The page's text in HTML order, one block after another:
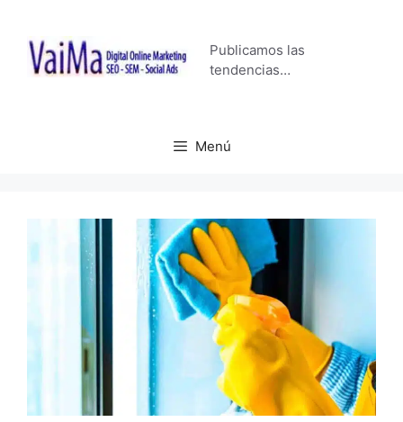
contenido
Publicamos las
tendencias…
Menú